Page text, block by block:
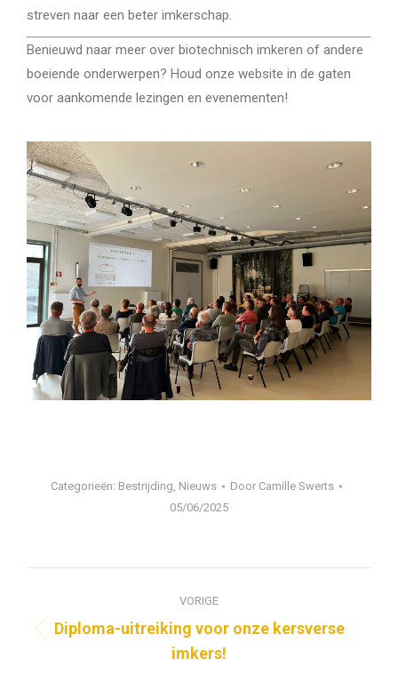
streven naar een beter imkerschap.
Benieuwd naar meer over biotechnisch imkeren of andere
boeiende onderwerpen? Houd onze website in de gaten
voor aankomende lezingen en evenementen!
Categorieën: Bestrijding, Nieuws Door Camille Swerts
05/06/2025
navigatie
VORIGE
Vorig
bericht
Diploma-uitreiking voor onze kersverse
imkers!